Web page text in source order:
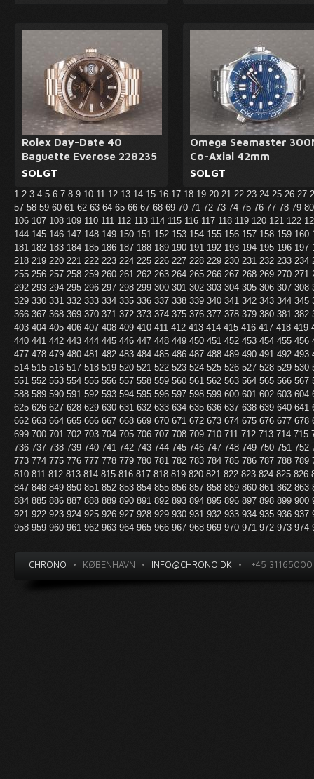
Rolex Day-Date 40
Baguette Everose 228235
SOLGT
Omega Seamaster
Co-Axial 42mm
SOLGT
1 2 3 4 5 6 7 8 9 10 11 12 13 14 15 16 17 18 19 20 21 22 23 24 25 26 27
57 58 59 60 61 62 63 64 65 66 67 68 69 70 71 72 73 74 75 76 77 78 79
106 107 108 109 110 111 112 113 114 115 116 117 118 119 120 121 122
144 145 146 147 148 149 150 151 152 153 154 155 156 157 158 159 160
181 182 183 184 185 186 187 188 189 190 191 192 193 194 195 196 197
218 219 220 221 222 223 224 225 226 227 228 229 230 231 232 233 234
255 256 257 258 259 260 261 262 263 264 265 266 267 268 269 270 271
292 293 294 295 296 297 298 299 300 301 302 303 304 305 306 307 308
329 330 331 332 333 334 335 336 337 338 339 340 341 342 343 344 345
366 367 368 369 370 371 372 373 374 375 376 377 378 379 380 381 382
403 404 405 406 407 408 409 410 411 412 413 414 415 416 417 418 419
440 441 442 443 444 445 446 447 448 449 450 451 452 453 454 455 456
477 478 479 480 481 482 483 484 485 486 487 488 489 490 491 492 493
514 515 516 517 518 519 520 521 522 523 524 525 526 527 528 529 530
551 552 553 554 555 556 557 558 559 560 561 562 563 564 565 566 567
588 589 590 591 592 593 594 595 596 597 598 599 600 601 602 603 604
625 626 627 628 629 630 631 632 633 634 635 636 637 638 639 640 641
662 663 664 665 666 667 668 669 670 671 672 673 674 675 676 677 678
699 700 701 702 703 704 705 706 707 708 709 710 711 712 713 714 715
736 737 738 739 740 741 742 743 744 745 746 747 748 749 750 751 752
773 774 775 776 777 778 779 780 781 782 783 784 785 786 787 788 789
810 811 812 813 814 815 816 817 818 819 820 821 822 823 824 825 826
847 848 849 850 851 852 853 854 855 856 857 858 859 860 861 862 863
884 885 886 887 888 889 890 891 892 893 894 895 896 897 898 899 900
921 922 923 924 925 926 927 928 929 930 931 932 933 934 935 936 937
958 959 960 961 962 963 964 965 966 967 968 969 970 971 972 973 974
CHRONO • KØBENHAVN • INFO@CHRONO.DK • +45 31165000